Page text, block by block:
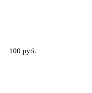
100 руб.